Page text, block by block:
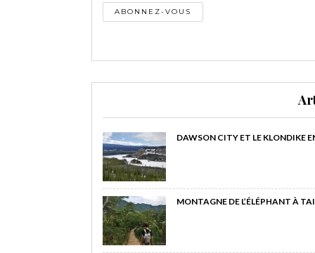
DAWSON CITY ET LE KLONDIKE
MONTAGNE DE L’ÉLÉPHANT À